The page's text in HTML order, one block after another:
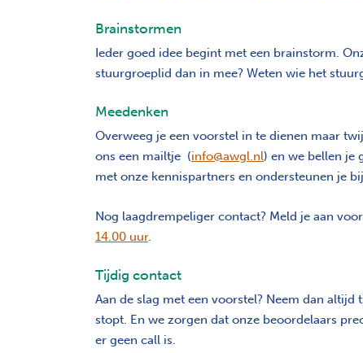
Brainstormen
Ieder goed idee begint met een brainstorm.
stuurgroeplid dan in mee? Weten wie het
Meedenken
Overweeg je een voorstel in te dienen maar
ons een mailtje (info@awgl.nl) en we bellen je
met onze kennispartners en ondersteunen je
Nog laagdrempeliger contact? Meld je aan
14.00 uur.
Tijdig contact
Aan de slag met een voorstel? Neem dan altijd
stopt. En we zorgen dat onze beoordelaars
er geen call is.